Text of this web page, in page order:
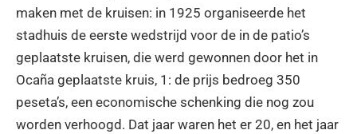
maken met de kruisen: in 1925 organiseerde het
stadhuis de eerste wedstrijd voor de in de patio’s
geplaatste kruisen, die werd gewonnen door het in
Ocaña geplaatste kruis, 1: de prijs bedroeg 350
peseta’s, een economische schenking die nog zou
worden verhoogd. Dat jaar waren het er 20, en het jaar